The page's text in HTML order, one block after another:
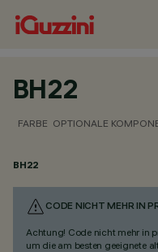
BH22
FARBE OPTIONALE
BH22
CODE NICHT MEHR IN
Achtung! Code nicht mehr in
um die am besten geeignete